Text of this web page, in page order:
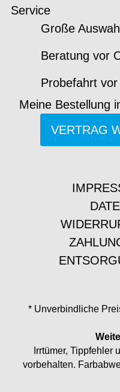
Service
Große
Beratung vor
Probefahrt
Meine Bestellung
VERTRAG
* Unverbindliche
Irrtümer, Tippfehler
vorbehalten.